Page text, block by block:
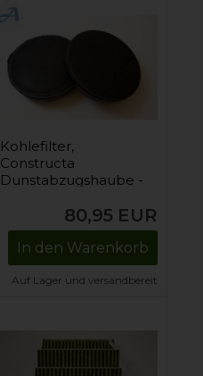
Kohlefilter,
Constructa
Dunstabzugshaube -
80,95 EUR
In den Warenkorb
Auf Lager und versandbereit